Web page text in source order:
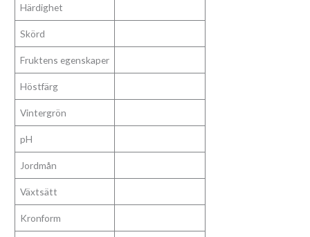
Härdighet
Skörd
Fruktens egenskaper
Höstfärg
Vintergrön
pH
Jordmån
Växtsätt
Kronform